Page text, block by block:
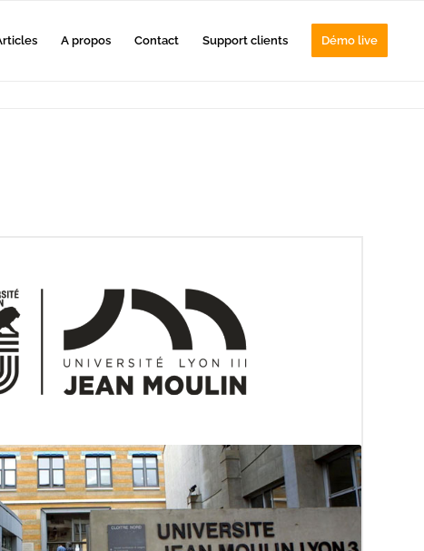
A propos Contact Support clients Démo live